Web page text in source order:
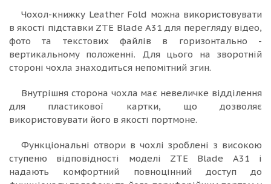
Чохол-книжку Leather Fold можна використовувати
в якості підставки ZTE Blade A31 для перегляду відео,
фото та текстових файлів в горизонтально -
вертикальному положенні. Для цього на зворотній
стороні чохла знаходиться непомітний згин.
Внутрішня сторона чохла має невеличке відділення
для пластикової картки, що дозволяє
використовувати його в якості портмоне.
Функціональні отвори в чохлі зроблені з високою
ступеню відповідності моделі ZTE Blade A31 і
надають комфортний повноцінний доступ до